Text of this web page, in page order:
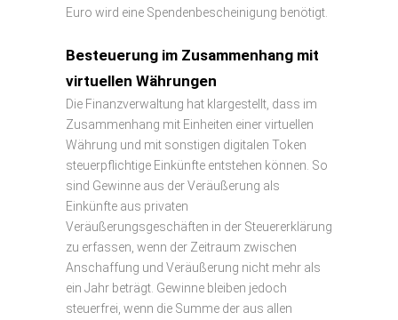
Euro wird eine Spendenbescheinigung benötigt.
Besteuerung im Zusammenhang mit
virtuellen Währungen
Die Finanzverwaltung hat klargestellt, dass im
Zusammenhang mit Einheiten einer virtuellen
Währung und mit sonstigen digitalen Token
steuerpflichtige Einkünfte entstehen können. So
sind Gewinne aus der Veräußerung als
Einkünfte aus privaten
Veräußerungsgeschäften in der Steuererklärung
zu erfassen, wenn der Zeitraum zwischen
Anschaffung und Veräußerung nicht mehr als
ein Jahr beträgt. Gewinne bleiben jedoch
steuerfrei, wenn die Summe der aus allen